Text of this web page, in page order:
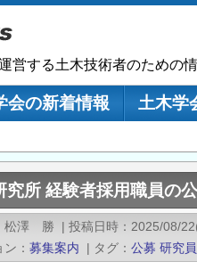
営する土木技術者のための
会の新着情報
土木学
究所 経験者採用職員の
松澤 勝 | 投稿日時
2025/08/
ン
募集案内 | タグ 公募 研究